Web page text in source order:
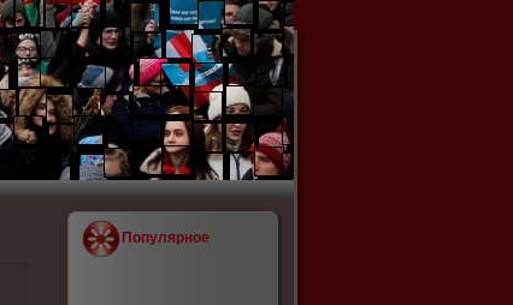
Популярное